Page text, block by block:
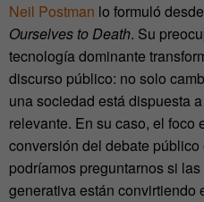
Neil Postman lo formuló
Ourselves to Death. Su
tecnología dominante
discurso público: no solo
una sociedad está dispuesta
relevante. En su caso, el foco
conversión del debate
podríamos preguntarnos si las
generativa están convirtiendo